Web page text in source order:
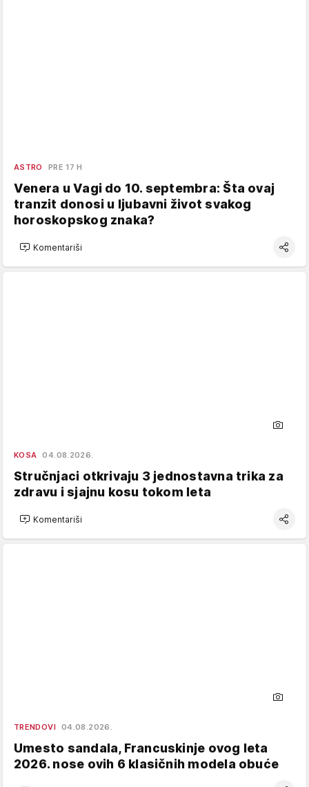
ASTRO PRE 17 H
Venera u Vagi do 10. septembra: Šta ovaj
tranzit donosi u ljubavni život svakog
horoskopskog znaka?
Komentariši
KOSA 04.08.2026.
Stručnjaci otkrivaju 3 jednostavna trika za
zdravu i sjajnu kosu tokom leta
Komentariši
TRENDOVI 04.08.2026.
Umesto sandala, Francuskinje ovog leta
2026. nose ovih 6 klasičnih modela obuće